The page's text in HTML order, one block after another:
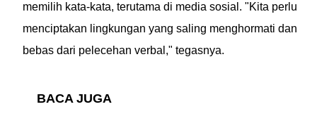
memilih kata-kata, terutama di media sosial. "Kita perlu
menciptakan lingkungan yang saling menghormati dan
bebas dari pelecehan verbal," tegasnya.
BACA JUGA